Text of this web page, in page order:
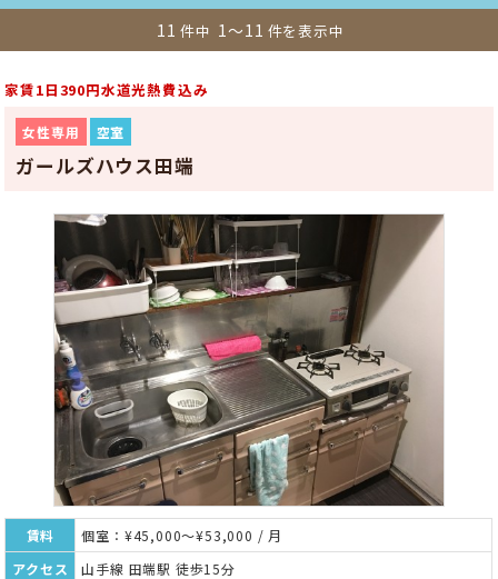
11 件中 1～11 件を表示中
家賃1日390円水道光熱費込み
女性専用 空室
ガールズハウス田端
賃料
個室：¥45,000～¥53,000 / 月
アクセス
山手線 田端駅 徒歩15分